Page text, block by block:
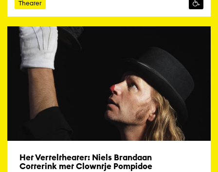
Theater
Het Verteltheater: Niels Brandaan
Cotterink met Clowntje Pompidoe